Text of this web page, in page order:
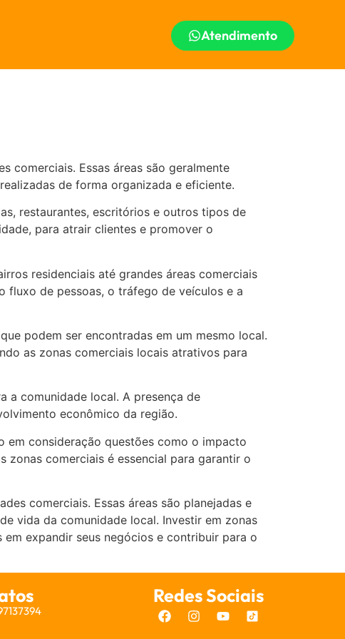
Atendimento
comerciais. Essas áreas são geralmente
de forma organizada e eficiente.
restaurantes, escritórios e outros tipos de
para atrair clientes e promover o
residenciais até grandes áreas comerciais
fluxo de pessoas, o tráfego de veículos e a
podem ser encontradas em um mesmo local.
as zonas comerciais locais atrativos para
a comunidade local. A presença de
econômico da região.
em consideração questões como o impacto
zonas comerciais é essencial para garantir o
comerciais. Essas áreas são planejadas e
vida da comunidade local. Investir em zonas
expandir seus negócios e contribuir para o
Redes Sociais